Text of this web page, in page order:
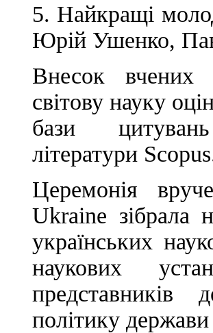
5. Найкращі
Юрій Ушенко,
Внесок вчених
світову науку
бази
літератури
Церемонія
Ukraine зібрала
українських
наукових
представників
політику